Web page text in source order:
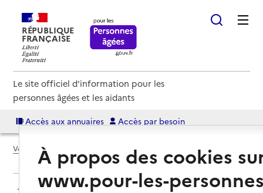
RÉPUBLIQUE
FRANÇAISE
Le site officiel d'information pour les
personnes âgées et les aidants
Accès aux annuaires Accès par besoin
Voir le fil d’Ariane
Retour aux résultats de l'annuaire
À propos des cookies
www.pour-les-